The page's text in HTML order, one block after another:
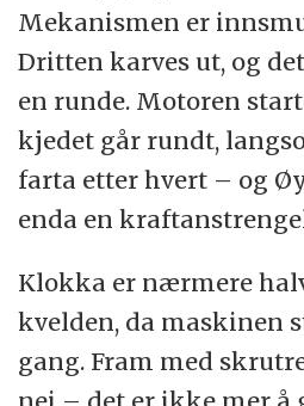
Mekanismen er
Dritten karves ut, og
en runde. Motoren
kjedet går rundt,
farta etter hvert – og
enda en
Klokka er nærmere
kvelden, da maskinen
gang. Fram med